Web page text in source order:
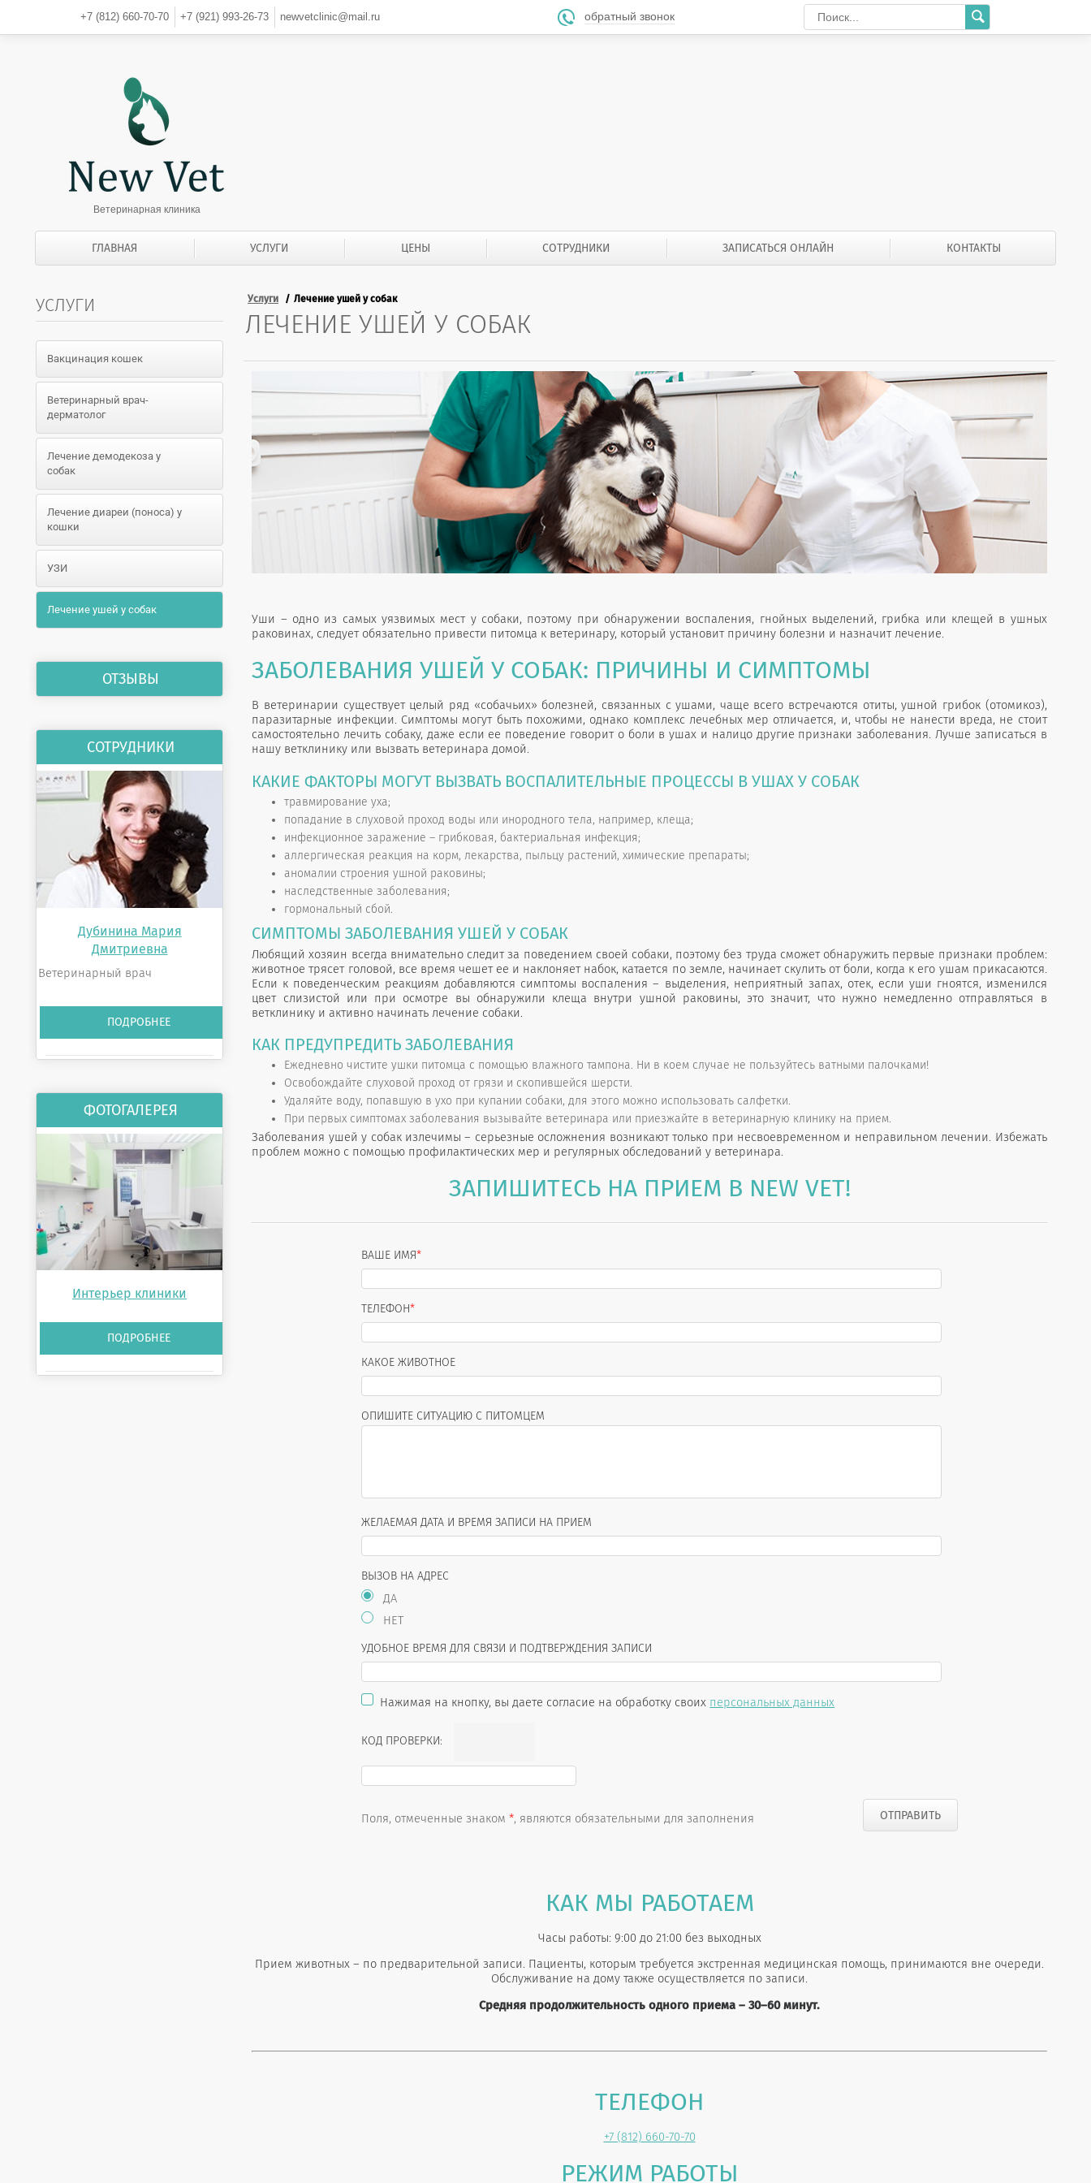
+7 (812) 660-70-70 +7 (921)993-26-73 newvetclinic@mail.ru  обратный звонок
Ветеринарная клиника
ГЛАВНАЯ УСЛУГИ ЦЕНЫ СОТРУДНИКИ ЗАПИСАТЬСЯ ОНЛАЙН КОНТАКТЫ
УСЛУГИ
Вакцинация кошек
Ветеринарный врач-
дерматолог
Лечение демодекоза у
собак
Лечение диареи (поноса) у
кошки
УЗИ
Лечение ушей у собак
ОТЗЫВЫ
СОТРУДНИКИ
Дубинина Мария
Дмитриевна
Ветеринарный врач
ПОДРОБНЕЕ
ФОТОГАЛЕРЕЯ
Интерьер клиники
ПОДРОБНЕЕ
Услуги Лечение ушей у собак
ЛЕЧЕНИЕ УШЕЙ У СОБАК
Уши – одно из самых уязвимых мест у собаки, поэтому при обнаружении воспаления, гнойных выделений, грибка или клещей в ушных
раковинах, следует обязательно привести питомца к ветеринару, который установит причину болезни и назначит лечение.
ЗАБОЛЕВАНИЯ УШЕЙ У СОБАК: ПРИЧИНЫ И СИМПТОМЫ
В ветеринарии существует целый ряд «собачьих» болезней, связанных с ушами, чаще всего встречаются отиты, ушной грибок (отомикоз),
паразитарные инфекции. Симптомы могут быть похожими, однако комплекс лечебных мер отличается, и, чтобы не нанести вреда, не стоит
самостоятельно лечить собаку, даже если ее поведение говорит о боли в ушах и налицо другие признаки заболевания. Лучше записаться в
нашу ветклинику или вызвать ветеринара домой.
КАКИЕ ФАКТОРЫ МОГУТ ВЫЗВАТЬ ВОСПАЛИТЕЛЬНЫЕ ПРОЦЕССЫ В УШАХ У СОБАК
травмирование уха;
попадание в слуховой проход воды или инородного тела, например, клеща;
инфекционное заражение – грибковая, бактериальная инфекция;
аллергическая реакция на корм, лекарства, пыльцу растений, химические препараты;
аномалии строения ушной раковины;
наследственные заболевания;
гормональный сбой.
СИМПТОМЫ ЗАБОЛЕВАНИЯ УШЕЙ У СОБАК
Любящий хозяин всегда внимательно следит за поведением своей собаки, поэтому без труда сможет обнаружить первые признаки проблем:
животное трясет головой, все время чешет ее и наклоняет набок, катается по земле, начинает скулить от боли, когда к его ушам прикасаются.
Если к поведенческим реакциям добавляются симптомы воспаления – выделения, неприятный запах, отек, если уши гноятся, изменился
цвет слизистой или при осмотре вы обнаружили клеща внутри ушной раковины, это значит, что нужно немедленно отправляться в
ветклинику и активно начинать лечение собаки.
КАК ПРЕДУПРЕДИТЬ ЗАБОЛЕВАНИЯ
Ежедневно чистите ушки питомца с помощью влажного тампона. Ни в коем случае не пользуйтесь ватными палочками!
Освобождайте слуховой проход от грязи и скопившейся шерсти.
Удаляйте воду, попавшую в ухо при купании собаки, для этого можно использовать салфетки.
При первых симптомах заболевания вызывайте ветеринара или приезжайте в ветеринарную клинику на прием.
Заболевания ушей у собак излечимы – серьезные осложнения возникают только при несвоевременном и неправильном лечении. Избежать
проблем можно с помощью профилактических мер и регулярных обследований у ветеринара.
ЗАПИШИТЕСЬ НА ПРИЕМ В NEW VET!
ВАШЕ ИМЯ*
ТЕЛЕФОН*
КАКОЕ ЖИВОТНОЕ
ОПИШИТЕ СИТУАЦИЮ С ПИТОМЦЕМ
ЖЕЛАЕМАЯ ДАТА И ВРЕМЯ ЗАПИСИ НА ПРИЕМ
ВЫЗОВ НА АДРЕС
ДА
НЕТ
УДОБНОЕ ВРЕМЯ ДЛЯ СВЯЗИ И ПОДТВЕРЖДЕНИЯ ЗАПИСИ
Нажимая на кнопку, вы даете согласие на обработку своих персональных данных
КОД ПРОВЕРКИ:
Поля, отмеченные знаком*, являются обязательными для заполнения
КАК МЫ РАБОТАЕМ
Часы работы: 9:00 до 21:00 без выходных
Прием животных – по предварительной записи. Пациенты, которым требуется экстренная медицинская помощь, принимаются вне очереди.
Обслуживание на дому также осуществляется по записи.
Средняя продолжительность одного приема – 30–60 минут.
ТЕЛЕФОН
+7 (812) 660-70-70
РЕЖИМ РАБОТЫ